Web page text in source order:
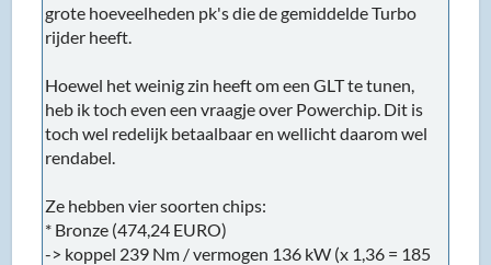
grote hoeveelheden pk's die de gemiddelde Turbo
rijder heeft.
Hoewel het weinig zin heeft om een GLT te tunen,
heb ik toch even een vraagje over Powerchip. Dit is
toch wel redelijk betaalbaar en wellicht daarom wel
rendabel.
Ze hebben vier soorten chips:
* Bronze (474,24 EURO)
-> koppel 239 Nm / vermogen 136 kW (x 1,36 = 185